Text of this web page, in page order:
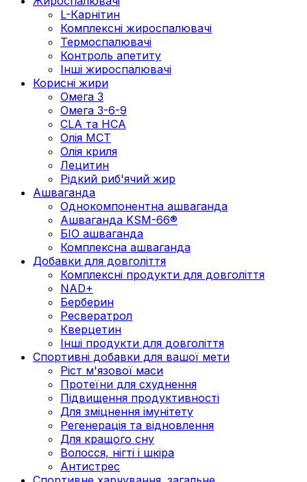
L-Карнітин
Комплексні жироспалювачі
Термоспалювачі
Контроль апетиту
Інші жироспалювачі
Корисні жири
Омега 3
Омега 3-6-9
CLA та HCA
Олія МСТ
Олія криля
Лецитин
Рідкий риб'ячий жир
Ашваганда
Однокомпонентна ашваганда
Ашваганда KSM-66®
БІО ашваганда
Комплексна ашваганда
Добавки для довголіття
Комплексні продукти для довголіття
NAD+
Берберин
Ресвератрол
Кверцетин
Інші продукти для довголіття
Спортивні добавки для вашої мети
Ріст м'язової маси
Протеїни для схуднення
Підвищення продуктивності
Для зміцнення імунітету
Регенерація та відновлення
Для кращого сну
Волосся, нігті і шкіра
Антистрес